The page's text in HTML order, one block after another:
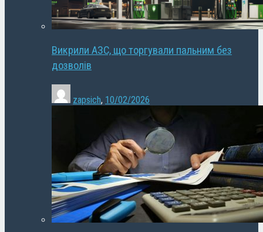
Викрили АЗС, що торгували пальним без
дозволів
zapsich, 10/02/2026